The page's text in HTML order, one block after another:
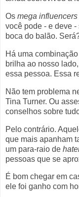
Os mega influencers
você pode - e deve
boca do balão.
Há uma
brilha ao nosso
essa pessoa. Essa
Não tem problema
Tina Turner. Ou
conselhos sobre
Pelo contrário.
que mais apanham
um para-raio de
pessoas que se
É bom chegar em
ele foi ganho com